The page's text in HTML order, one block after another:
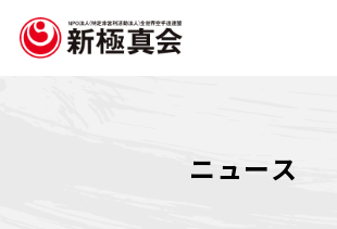
ニュース